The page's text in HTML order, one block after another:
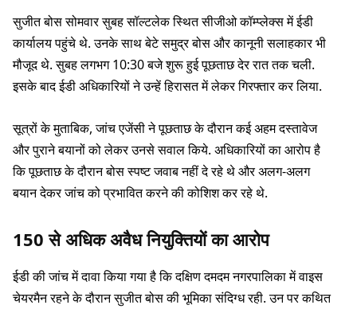
सुजीत बोस सोमवार सुबह सॉल्टलेक स्थित सीजीओ कॉम्प्लेक्स में ईडी
कार्यालय पहुंचे थे. उनके साथ बेटे समुद्र बोस और कानूनी सलाहकार भी
मौजूद थे. सुबह लगभग 10:30 बजे शुरू हुई पूछताछ देर रात तक चली.
इसके बाद ईडी अधिकारियों ने उन्हें हिरासत में लेकर गिरफ्तार कर लिया.
सूत्रों के मुताबिक, जांच एजेंसी ने पूछताछ के दौरान कई अहम दस्तावेज
और पुराने बयानों को लेकर उनसे सवाल किये. अधिकारियों का आरोप है
कि पूछताछ के दौरान बोस स्पष्ट जवाब नहीं दे रहे थे और अलग-अलग
बयान देकर जांच को प्रभावित करने की कोशिश कर रहे थे.
150 से अधिक अवैध नियुक्तियों का आरोप
ईडी की जांच में दावा किया गया है कि दक्षिण दमदम नगरपालिका में वाइस
चेयरमैन रहने के दौरान सुजीत बोस की भूमिका संदिग्ध रही. उन पर कथित